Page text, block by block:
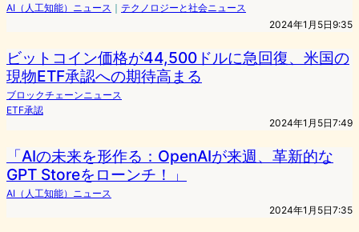
AI（人工知能）ニュース ｜ テクノロジーと社会ニュース
2024年1月5日9:35
ビットコイン価格が44,500ドルに急回復、米国の
現物ETF承認への期待高まる
ブロックチェーンニュース
ETF承認
2024年1月5日7:49
「AIの未来を形作る：OpenAIが来週、革新的な
GPT Storeをローンチ！」
AI（人工知能）ニュース
2024年1月5日7:35